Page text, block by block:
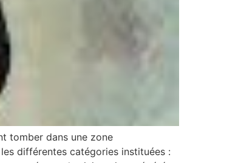
tomber dans une zone
différentes catégories instituées :